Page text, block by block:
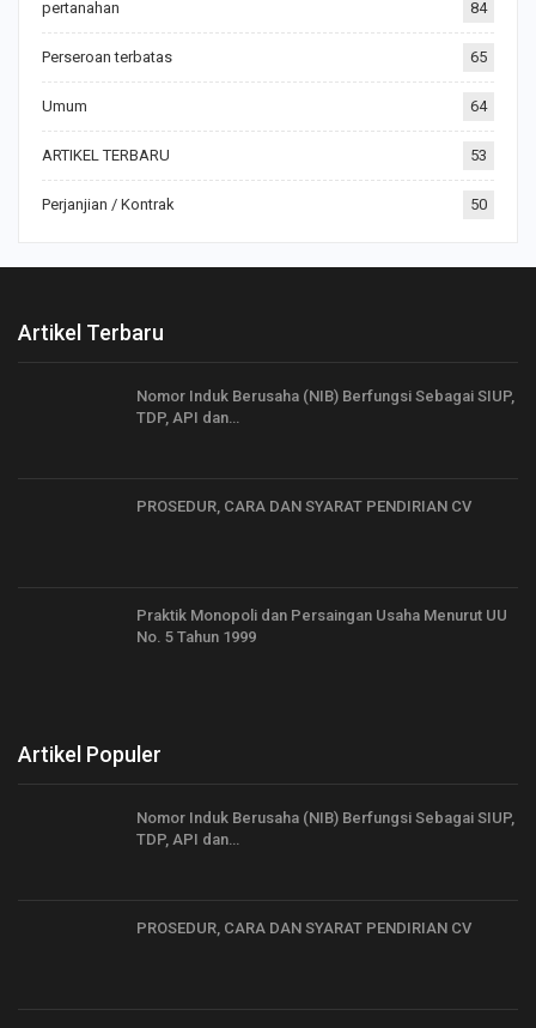
pertanahan 84
Perseroan terbatas 65
Umum 64
ARTIKEL TERBARU 53
Perjanjian / Kontrak 50
Artikel Terbaru
Nomor Induk Berusaha (NIB) Berfungsi Sebagai SIUP,
TDP, API dan…
PROSEDUR, CARA DAN SYARAT PENDIRIAN CV
Praktik Monopoli dan Persaingan Usaha Menurut UU
No. 5 Tahun 1999
Artikel Populer
Nomor Induk Berusaha (NIB) Berfungsi Sebagai SIUP,
TDP, API dan…
PROSEDUR, CARA DAN SYARAT PENDIRIAN CV